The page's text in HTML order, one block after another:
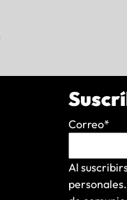
Correo*
Al